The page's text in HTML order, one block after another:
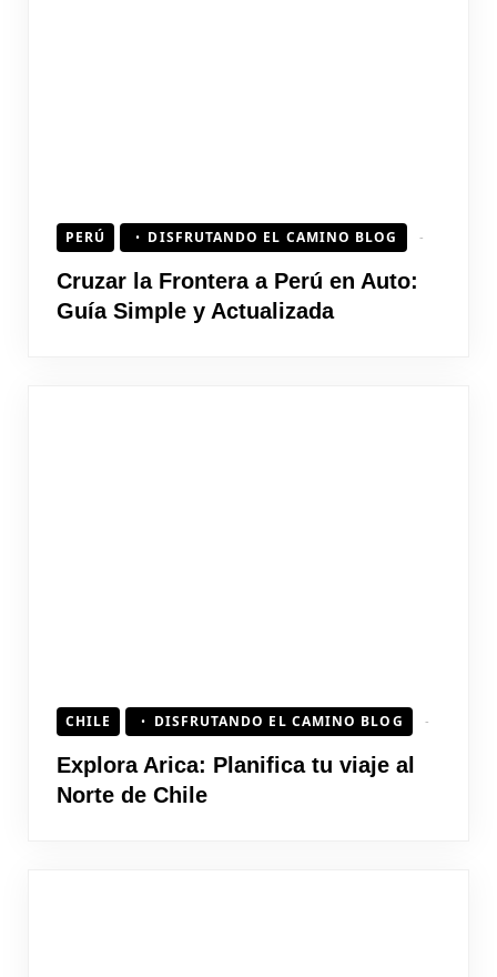
PERÚ DISFRUTANDO EL CAMINO BLOG
Cruzar la Frontera a Perú en Auto:
Guía Simple y Actualizada
CHILE DISFRUTANDO EL CAMINO BLOG
Explora Arica: Planifica tu viaje al
Norte de Chile